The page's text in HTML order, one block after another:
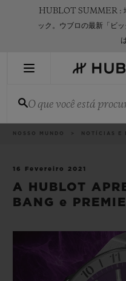
HUBLOT SUMMER : 地
ック。ウブロの最新「ビ
O que você está
Categorias
NOSSO MUNDO NOTÍCIAS E
16 Fevereiro 2021
A HUBLOT
BANG e
Sem Pesquisa Recente
NOVIDADES